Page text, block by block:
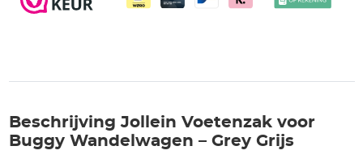
Beschrijving Jollein Voetenzak voor
Buggy Wandelwagen – Grey Grijs